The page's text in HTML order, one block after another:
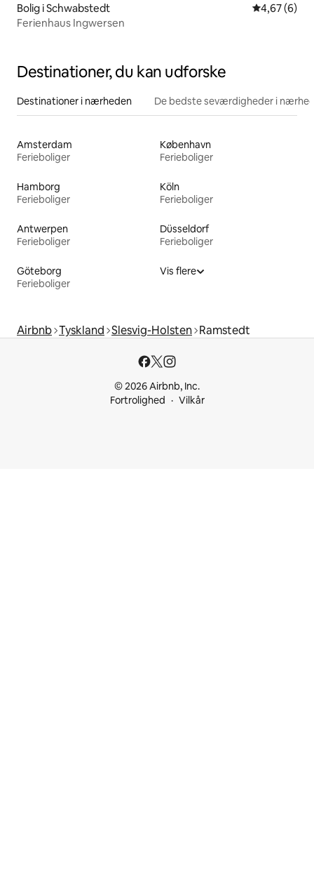
Bolig i Schwabstedt 4,67 ud af 5
4,67 (6)
Ferienhaus Ingwersen
Destinationer, du kan udforske
Destinationer i nærheden De bedste seværdigheder i
Amsterdam
Ferieboliger
København
Ferieboliger
Hamborg
Ferieboliger
Köln
Ferieboliger
Antwerpen
Ferieboliger
Düsseldorf
Ferieboliger
Göteborg
Ferieboliger
Vis flere
Airbnb Tyskland Slesvig-Holsten Ramstedt
© 2026 Airbnb, Inc.
Fortrolighed
Vilkår